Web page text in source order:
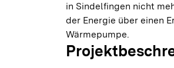
in Sindelfingen nicht
der Energie über einen
Wärmepumpe.